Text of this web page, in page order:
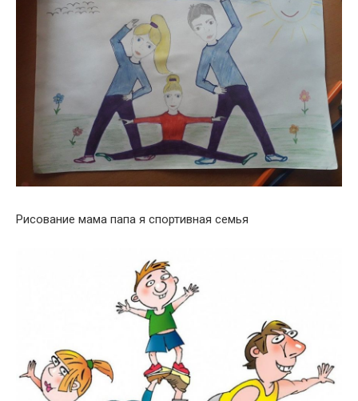
Рисование мама папа я спортивная семья